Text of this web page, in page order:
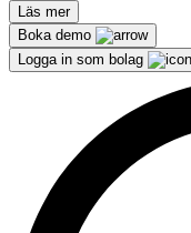
Läs mer
Boka demo
Logga in som bolag